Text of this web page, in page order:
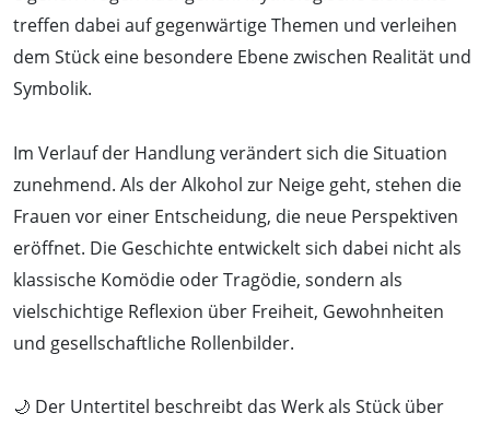
treffen dabei auf gegenwärtige Themen und verleihen
dem Stück eine besondere Ebene zwischen Realität und
Symbolik.
Im Verlauf der Handlung verändert sich die Situation
zunehmend. Als der Alkohol zur Neige geht, stehen die
Frauen vor einer Entscheidung, die neue Perspektiven
eröffnet. Die Geschichte entwickelt sich dabei nicht als
klassische Komödie oder Tragödie, sondern als
vielschichtige Reflexion über Freiheit, Gewohnheiten
und gesellschaftliche Rollenbilder.
🌙 Der Untertitel beschreibt das Werk als Stück über